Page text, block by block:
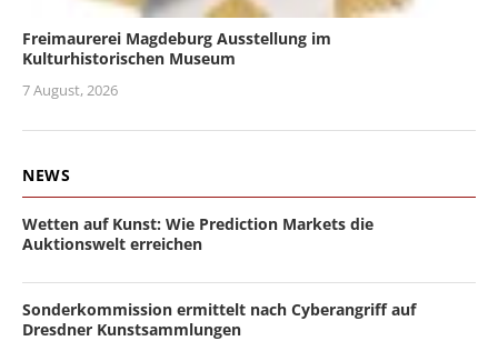
Freimaurerei Magdeburg Ausstellung im
Kulturhistorischen Museum
7 August, 2026
NEWS
Wetten auf Kunst: Wie Prediction Markets die
Auktionswelt erreichen
Sonderkommission ermittelt nach Cyberangriff auf
Dresdner Kunstsammlungen